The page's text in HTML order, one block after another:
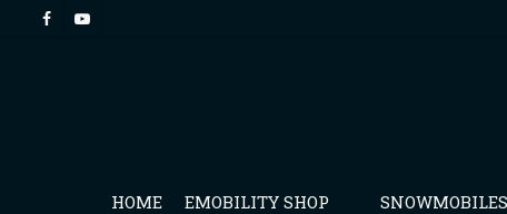
HOME EMOBILITY SHOP SNOWMOBILES